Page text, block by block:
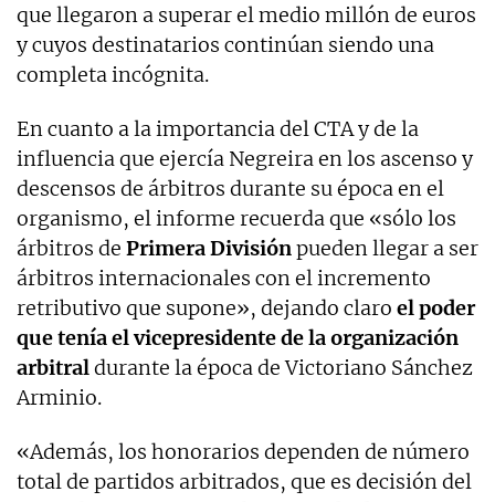
que llegaron a superar el medio millón de euros
y cuyos destinatarios continúan siendo una
completa incógnita.
En cuanto a la importancia del CTA y de la
influencia que ejercía Negreira en los ascenso y
descensos de árbitros durante su época en el
organismo, el informe recuerda que «sólo los
árbitros de Primera Divisiónpueden llegar a ser
árbitros internacionales con el incremento
retributivo que supone», dejando claro el poder
que tenía el vicepresidente de la organización
arbitraldurante la época de Victoriano Sánchez
Arminio.
«Además, los honorarios dependen de número
total de partidos arbitrados, que es decisión del